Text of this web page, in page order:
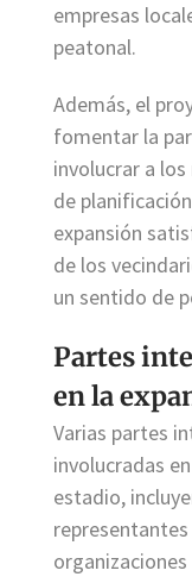
empresas
peatonal.
Además, el
fomentar la
involucrar a
de
expansión
de los
un sentido de
Partes
en la
Varias partes
involucradas
estadio,